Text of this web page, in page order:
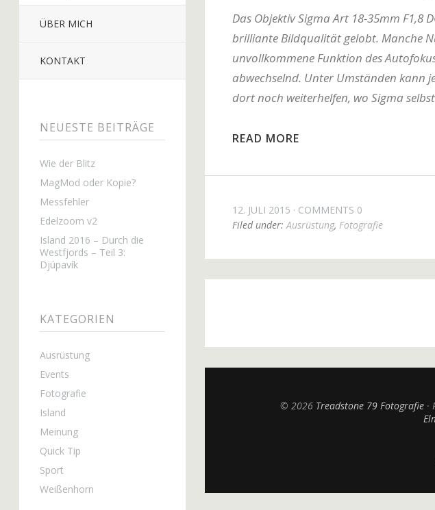
ÜBER MICH
KONTAKT
NEUESTE BEITRÄGE
Wie der Blitz
MagMod oder Kopie?
Messfehler
Edelzoom v2
Island 2016 – Durch die
Westfjords – Teil 3:
Djúpavík
KATEGORIEN
Ausrüstung
Events
Fotografie
Island
Meinung
Quick Tip
Sport
Weißenhorn
Das Objektiv Sigma Art 18-35mm F1,8
brilliante Bildqualität gelobt. Manche
unvollkommene Funktion des
abwechselnd. Unter Umständen kann
dort noch weiterhelfen, wo Sigma
READ MORE
12. JULI 2015
COMMENTS 0
Filed under:Ausrüstung, Fotografie
© 2026 Treadstone 79 Fotografie